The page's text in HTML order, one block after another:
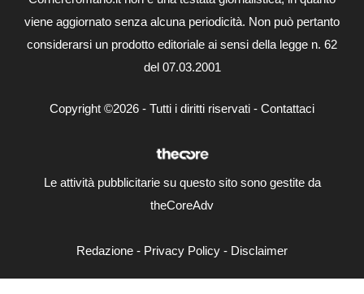
viene aggiornato senza alcuna periodicità. Non può pertanto
considerarsi un prodotto editoriale ai sensi della legge n. 62
del 07.03.2001
Copyright ©2026 - Tutti i diritti riservati - Contattaci
Le attività pubblicitarie su questo sito sono gestite da
theCoreAdv
Redazione - Privacy Policy - Disclaimer